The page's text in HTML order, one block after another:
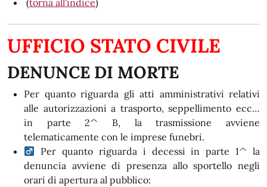
UFFICIO STATO CIVILE
DENUNCE DI MORTE
Per quanto riguarda gli atti amministrativi relativi
alle autorizzazioni a trasporto, seppellimento ecc…
in parte 2^ B, la trasmissione avviene
telematicamente con le imprese funebri.
Per quanto riguarda i decessi in parte 1^ la
denuncia avviene di presenza allo sportello negli
orari di apertura al pubblico: